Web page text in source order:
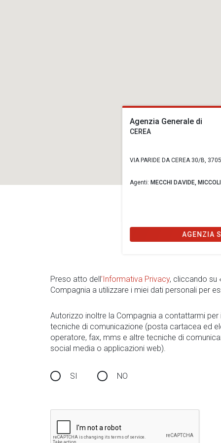
Agenzia Generale di
CEREA
VIA PARIDE DA CEREA 30/B,
Agenti: MECCHI DAVIDE,
AGENZIA
Preso atto dell’Informativa Privacy, cliccando su
Compagnia a utilizzare i miei dati personali per
Autorizzo inoltre la Compagnia a contattarmi
tecniche di comunicazione (posta cartacea ed
operatore, fax, mms e altre tecniche di
social media o applicazioni web).
SI NO